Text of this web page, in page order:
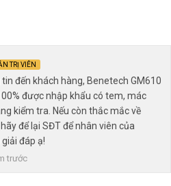
TRỊ VIÊN
đến khách hàng, Benetech GM610
được nhập khẩu có tem, mác
kiểm tra. Nếu còn thắc mắc về
để lại SĐT để nhân viên của
đáp ạ!
trước